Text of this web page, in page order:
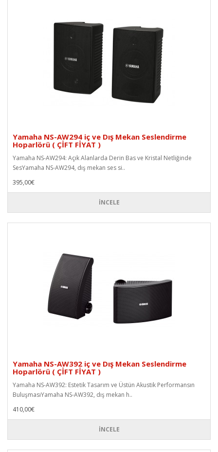
Yamaha NS-AW294 iç ve Dış Mekan Seslendirme
Hoparlörü ( ÇİFT FİYAT )
Yamaha NS-AW294: Açık Alanlarda Derin Bas ve Kristal Netliğinde
SesYamaha NS-AW294, dış mekan ses si..
395,00€
İNCELE
Yamaha NS-AW392 iç ve Dış Mekan Seslendirme
Hoparlörü ( ÇİFT FİYAT )
Yamaha NS-AW392: Estetik Tasarım ve Üstün Akustik Performansın
BuluşmasıYamaha NS-AW392, dış mekan h..
410,00€
İNCELE